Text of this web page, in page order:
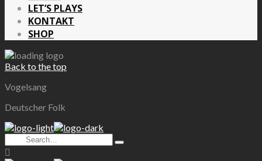
LET’S PLAYS
KONTAKT
SHOP
Back to the top
Vogelsang
Deutscher Folk
Search
for:
Type